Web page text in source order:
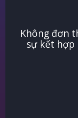
Không đơn
sự kết hợp